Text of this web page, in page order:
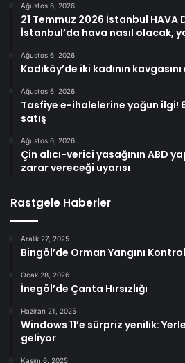
Ağustos 6, 2026
21 Temmuz 2026 İstanbul HAVA
İstanbul’da hava nasıl olacak,
Ağustos 6, 2026
Kadıköy’de iki kadının
Ağustos 6, 2026
Tasfiye e-ihalelerine yoğun ilgi!
satış
Ağustos 6, 2026
Çin alıcı-verici yasağının ABD
zarar vereceği uyarısı
Rastgele Haberler
Aralık 27, 2025
Bingöl’de Orman Yangını Kontrol
Ocak 28, 2026
İnegöl’de Çanta Hırsızlığı
Haziran 21, 2025
Windows 11’e sürpriz yenilik:
geliyor
Kasım 6, 2025